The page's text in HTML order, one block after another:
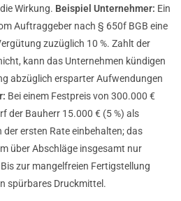
Wirkung. Beispiel Unternehmer: Ein
Auftraggeber nach § 650f BGB eine
zuzüglich 10 %. Zahlt der
kann das Unternehmen kündigen
abzüglich ersparter Aufwendungen
Bei einem Festpreis von 300.000 €
der Bauherr 15.000 € (5 %) als
ersten Rate einbehalten; das
über Abschläge insgesamt nur
zur mangelfreien Fertigstellung
spürbares Druckmittel.